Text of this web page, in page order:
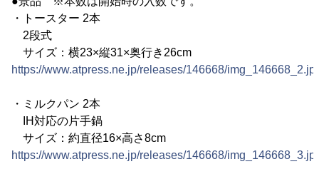
・トースター 2本
2段式
サイズ：横23×縦31×奥行き26cm
https://www.atpress.ne.jp/releases/146668/
・ミルクパン 2本
IH対応の片手鍋
サイズ：約直径16×高さ8cm
https://www.atpress.ne.jp/releases/146668/